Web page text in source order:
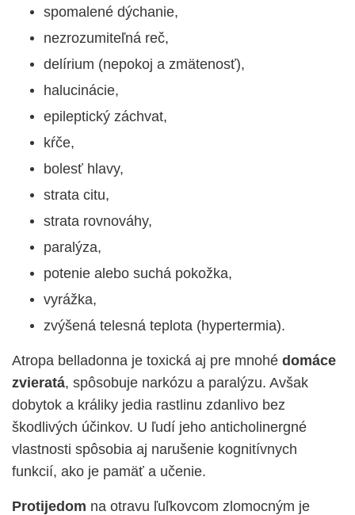
spomalené dýchanie,
nezrozumiteľná reč,
delírium (nepokoj a zmätenosť),
halucinácie,
epileptický záchvat,
kŕče,
bolesť hlavy,
strata citu,
strata rovnováhy,
paralýza,
potenie alebo suchá pokožka,
vyrážka,
zvýšená telesná teplota (hypertermia).
Atropa belladonna je toxická aj pre mnohé domáce
zvieratá, spôsobuje narkózu a paralýzu. Avšak
dobytok a králiky jedia rastlinu zdanlivo bez
škodlivých účinkov. U ľudí jeho anticholinergné
vlastnosti spôsobia aj narušenie kognitívnych
funkcií, ako je pamäť a učenie.
Protijedom na otravu ľuľkovcom zlomocným je